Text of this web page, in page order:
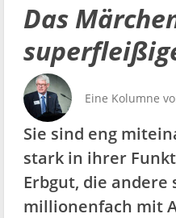
Das
Eine Kolumne
Sie sind eng
stark in ihrer
Erbgut, die
millionenfach mit